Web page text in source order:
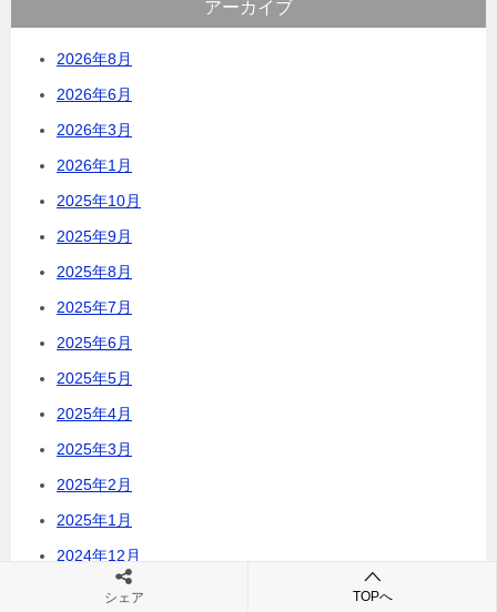
アーカイブ
2026年8月
2026年6月
2026年3月
2026年1月
2025年10月
2025年9月
2025年8月
2025年7月
2025年6月
2025年5月
2025年4月
2025年3月
2025年2月
2025年1月
2024年12月
2024年11月
シェア TOPへ